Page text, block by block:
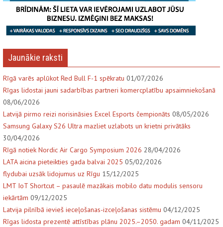
Jaunākie raksti
Rīgā varēs aplūkot Red Bull F-1 spēkratu 01/07/2026
Rīgas lidostai jauni sadarbības partneri komercplatību apsaimniekošanā
08/06/2026
Latvijā pirmo reizi norisināsies Excel Esports čempionāts 08/05/2026
Samsung Galaxy S26 Ultra mazliet uzlabots un krietni privātāks
30/04/2026
Rīgā notiek Nordic Air Cargo Symposium 2026 28/04/2026
LATA aicina pieteikties gada balvai 2025 05/02/2026
flydubai uzsāk lidojumus uz Rīgu 15/12/2025
LMT IoT Shortcut – pasaulē mazākais mobilo datu modulis sensoru
iekārtām 09/12/2025
Latvija pilnībā ievieš ieceļošanas-izceļošanas sistēmu 04/12/2025
Rīgas lidosta prezentē attīstības plānu 2025.–2050. gadam 04/11/2025